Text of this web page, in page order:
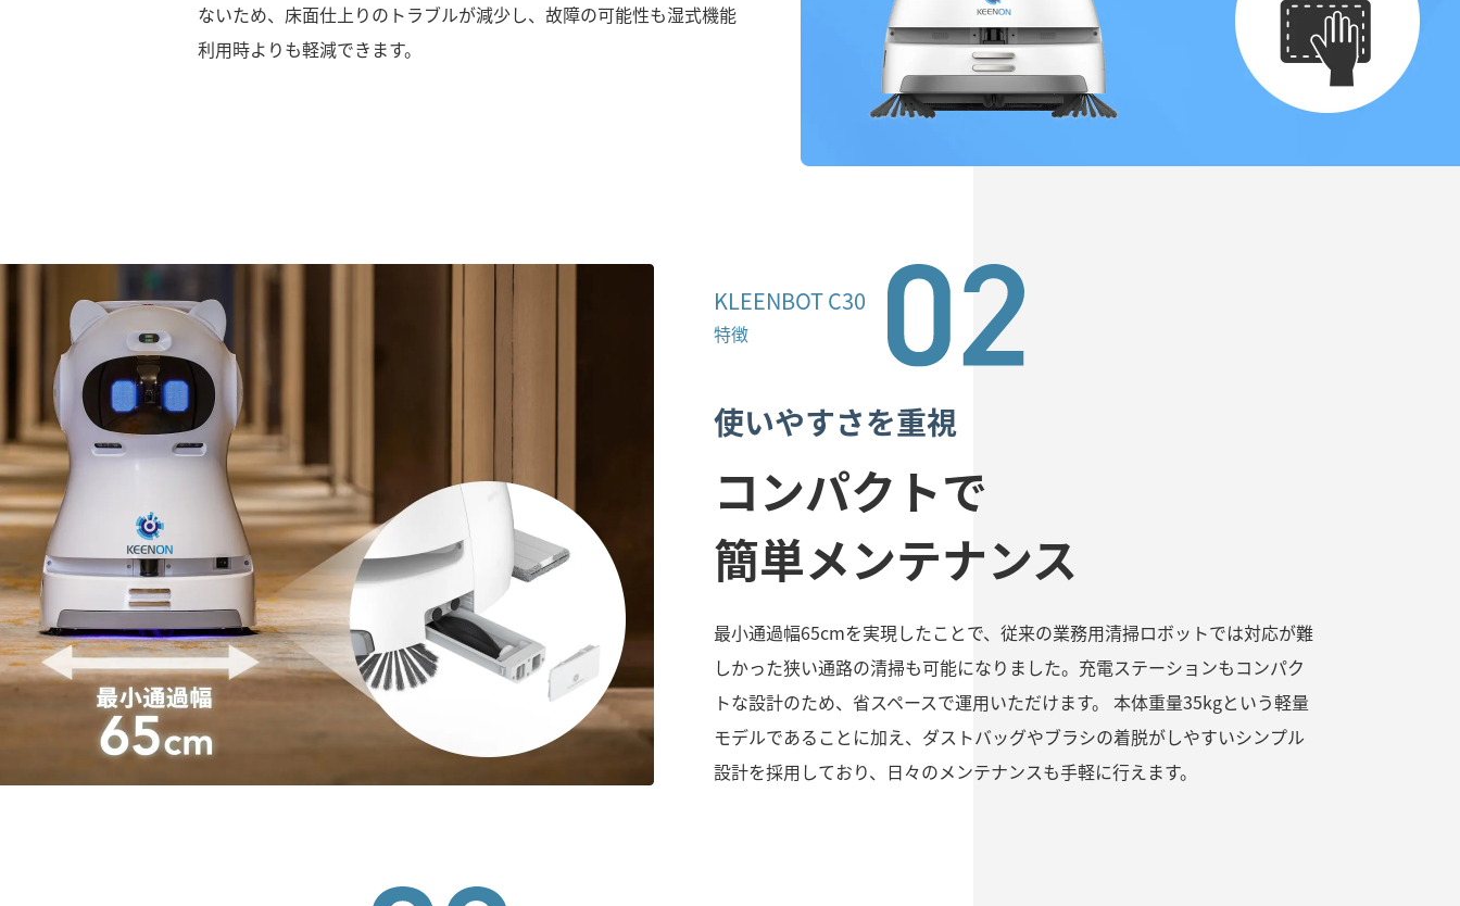
ないため、床面仕上りのトラブルが減少し、故障の可能性も湿式機能
利用時よりも軽減できます。
KLEENBOT C30
特徴
使いやすさを重視
コンパクトで
簡単メンテナンス
最小通過幅65cmを実現したことで、従来の業務用清掃ロボットでは対応が難
しかった狭い通路の清掃も可能になりました。充電ステーションもコンパク
トな設計のため、省スペースで運用いただけます。 本体重量35kgという軽量
モデルであることに加え、ダストバッグやブラシの着脱がしやすいシンプル
設計を採用しており、日々のメンテナンスも手軽に行えます。